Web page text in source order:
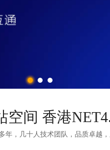
空间 香港
年， 几十人技术团队， 品质卓越，